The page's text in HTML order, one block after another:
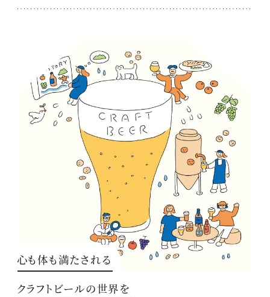
心も体も満たされる
クラフトビールの世界を